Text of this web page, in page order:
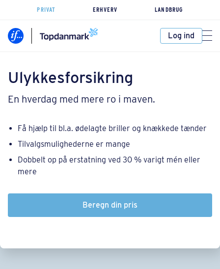
PRIVAT ERHVERV LANDBRUG
Log ind
Ulykkesforsikring
En hverdag med mere ro i maven.
Få hjælp til bl.a. ødelagte briller og knækkede tænder
Tilvalgsmulighederne er mange
Dobbelt op på erstatning ved 30 % varigt mén eller
mere
Beregn din pris